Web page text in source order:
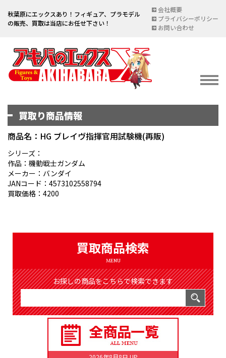
秋葉原にエックスあり！フィギュア、プラモデル
の販売、買取は当店にお任せ下さい！
会社概要
プライバシーポリシー
お問い合わせ
イベント情報
宅配買取のご案内
DELIVERY PURCHASE
買取お申し込み
ASSESSMENT
買取り商品情報
商品名：HG ブレイヴ指揮官用試験機(再販)
シリーズ：
作品：機動戦士ガンダム
メーカー：バンダイ
JANコード：4573102558794
買取価格：4200
買取商品検索
MENU
お探しの商品をこちらで検索できます